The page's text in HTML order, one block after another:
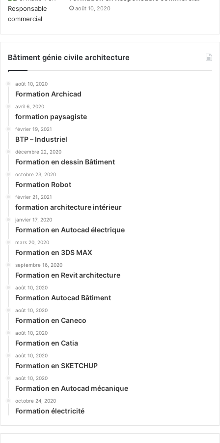
août 10, 2020
Bâtiment génie civile architecture
août 10, 2020
Formation Archicad
avril 6, 2020
formation paysagiste
février 19, 2021
BTP – Industriel
décembre 22, 2020
Formation en dessin Bâtiment
octobre 23, 2020
Formation Robot
février 21, 2021
formation architecture intérieur
janvier 17, 2020
Formation en Autocad électrique
mars 20, 2020
Formation en 3DS MAX
septembre 16, 2020
Formation en Revit architecture
août 10, 2020
Formation Autocad Bâtiment
août 10, 2020
Formation en Caneco
août 10, 2020
Formation en Catia
août 10, 2020
Formation en SKETCHUP
août 10, 2020
Formation en Autocad mécanique
octobre 24, 2020
Formation électricité